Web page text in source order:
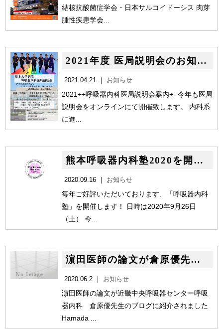
結核抗酸菌症学会・日本サルコイドーシス 肉芽
腫性疾患学会...
2021年度 医局説明会のお知らせ
2021.04.21 ｜ お知らせ
2021++呼吸器内科医局説明会案内+- 今年も医局
説明会をオンラインにて開催致します。 内科系
に進...
熊本呼吸器内科塾2020を開催致します！
2020.09.16 ｜ お知らせ
毎年ご好評いただいております、「呼吸器内科
塾」を開催します！ 日時は2020年9月26日
（土） 今...
濵田医師の論文が倉原優先生のブログに紹介されました！
2020.06.2 ｜ お知らせ
濵田医師の論文が近畿中央呼吸器センター呼吸
器内科 倉原優先生のブログに紹介されました
Hamada ...